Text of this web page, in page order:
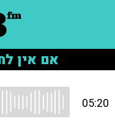
אם אין
05:20